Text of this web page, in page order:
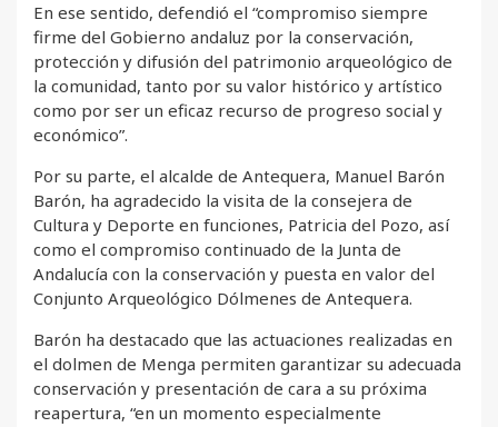
En ese sentido, defendió el “compromiso siempre
firme del Gobierno andaluz por la conservación,
protección y difusión del patrimonio arqueológico de
la comunidad, tanto por su valor histórico y artístico
como por ser un eficaz recurso de progreso social y
económico”.
Por su parte, el alcalde de Antequera, Manuel Barón
Barón, ha agradecido la visita de la consejera de
Cultura y Deporte en funciones, Patricia del Pozo, así
como el compromiso continuado de la Junta de
Andalucía con la conservación y puesta en valor del
Conjunto Arqueológico Dólmenes de Antequera.
Barón ha destacado que las actuaciones realizadas en
el dolmen de Menga permiten garantizar su adecuada
conservación y presentación de cara a su próxima
reapertura, “en un momento especialmente